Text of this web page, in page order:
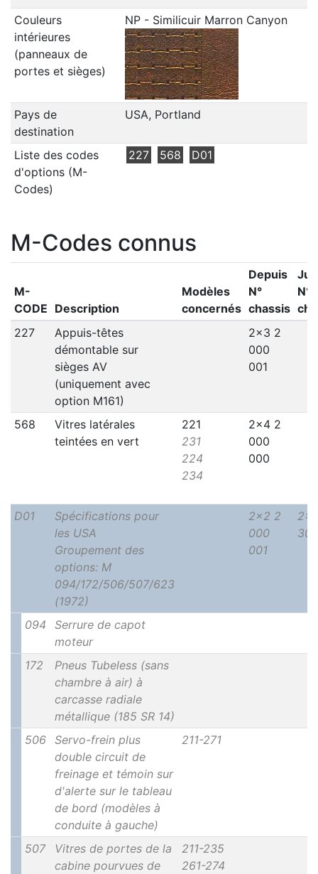
Couleurs
intérieures
(panneaux de
portes et sièges)
NP - Similicuir Marron Canyon
Pays de
destination
USA, Portland
Liste des codes
d'options (M-
Codes)
227 568 D01
M-Codes connus
M-
CODE Description
Modèles
concernés
Depuis
N°
chassis
N°
227
Appuis-têtes
démontable sur
sièges AV
(uniquement avec
option M161)
2x3 2
000
001
568
Vitres latérales
teintées en vert
221
231
224
234
2x4 2
000
000
D01
Spécifications pour
les USA
Groupement des
options: M
094/172/506/507/623
(1972)
2x2 2
000
001
094
Serrure de capot
moteur
172
Pneus Tubeless (sans
chambre à air) à
carcasse radiale
métallique (185 SR 14)
506
Servo-frein plus
double circuit de
freinage et témoin sur
d'alerte sur le tableau
de bord (modèles à
conduite à gauche)
211-271
507
Vitres de portes de la
cabine pourvues de
211-235
261-274